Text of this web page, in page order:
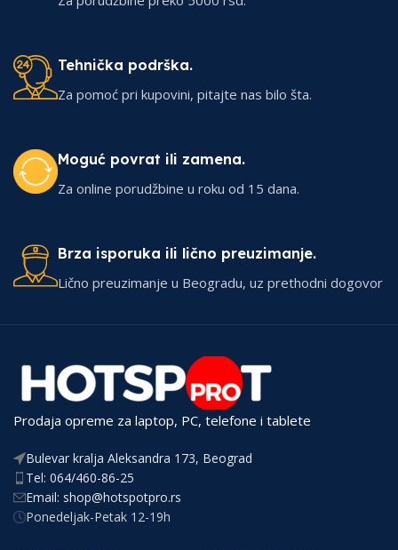
Tehnička podrška.
Za pomoć pri kupovini, pitajte nas bilo šta.
Moguć povrat ili zamena.
Za online porudžbine u roku od 15 dana.
Brza isporuka ili lično preuzimanje.
Lično preuzimanje u Beogradu, uz prethodni dogovor
Prodaja opreme za laptop, PC, telefone i tablete
Bulevar kralja Aleksandra 173, Beograd
Tel: 064/460-86-25
Email: shop@hotspotpro.rs
Ponedeljak-Petak 12-19h